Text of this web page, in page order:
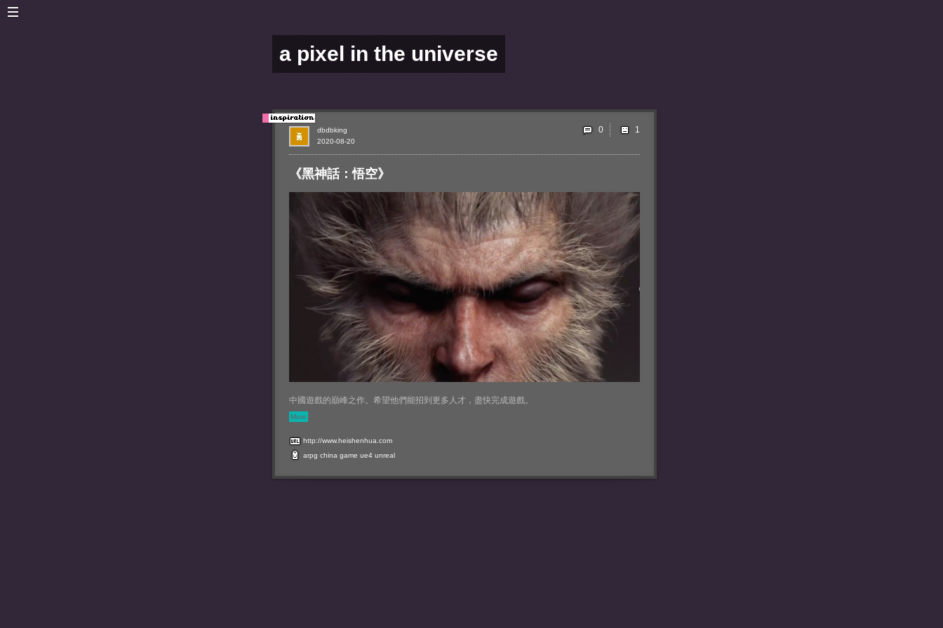
a pixel in the universe
《黑神話：悟空》
中國遊戲的巔峰之作。希望他們能招到更多人才，盡快完成遊戲。
More
http://www.heishenhua.com
arpg china game ue4 unreal
2020-08-20
dbdbking 0